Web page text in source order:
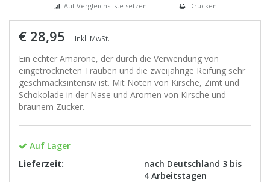
Auf Vergleichsliste setzen
Drucken
€ 28,95 Inkl. MwSt.
Ein echter Amarone, der durch die Verwendung von
eingetrockneten Trauben und die zweijährige Reifung sehr
geschmacksintensiv ist. Mit Noten von Kirsche, Zimt und
Schokolade in der Nase und Aromen von Kirsche und
braunem Zucker.
Auf Lager
Lieferzeit:
nach Deutschland 3 bis
4 Arbeitstagen